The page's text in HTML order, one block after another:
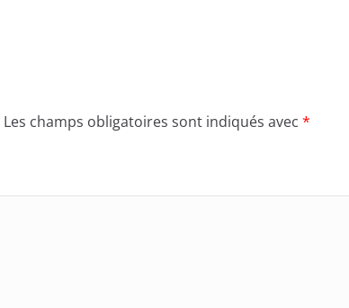
Les champs obligatoires sont indiqués avec *